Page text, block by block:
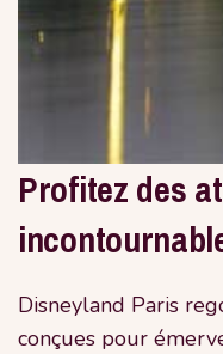
Profitez des
Disneyland Paris
conçues pour